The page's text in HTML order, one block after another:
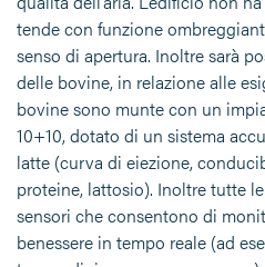
tende con funzione
senso di apertura. Inoltre sarà
delle bovine, in relazione alle
bovine sono munte con un
10+10, dotato di un sistema
latte (curva di eiezione,
proteine, lattosio). Inoltre tutte
sensori che consentono di
benessere in tempo reale (ad